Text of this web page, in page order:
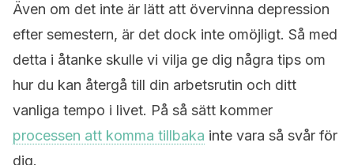
Även om det inte är lätt att övervinna depression
efter semestern, är det dock inte omöjligt. Så med
detta i åtanke skulle vi vilja ge dig några tips om
hur du kan återgå till din arbetsrutin och ditt
vanliga tempo i livet. På så sätt kommer
processen att komma tillbaka inte vara så svår för
dig.